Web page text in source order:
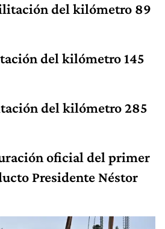
del kilómetro 89
del kilómetro 145
del kilómetro 285
oficial del primer
Presidente Néstor